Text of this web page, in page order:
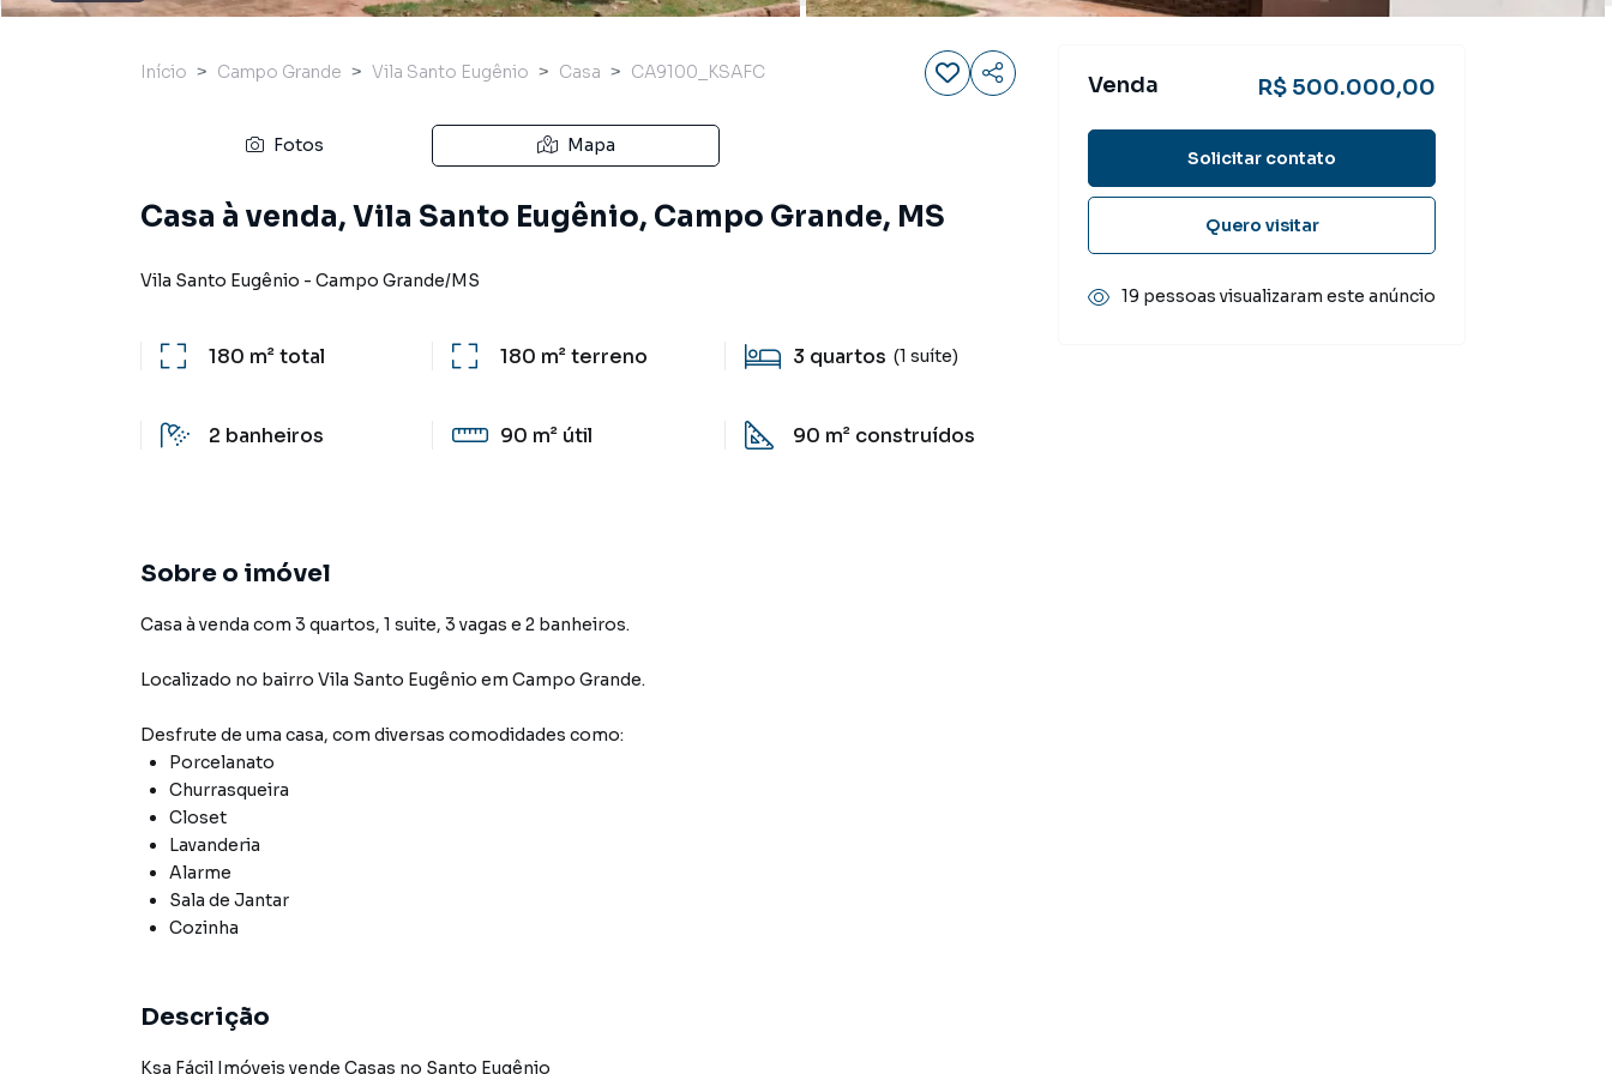
Início Campo Grande Vila Santo Eugênio Casa CA9100_KSAFC
Fotos Mapa
Casa à venda, Vila Santo Eugênio, Campo Grande, MS
Vila Santo Eugênio - Campo Grande/MS
180 m²total 180 m² terreno 3 quartos (1 suíte)
2 banheiros 90 m² útil 90 m² construídos
Sobre o imóvel
Casa à venda com 3 quartos, 1 suite, 3 vagas e 2 banheiros.
Localizado no bairro Vila Santo Eugênio em Campo Grande.
Desfrute de uma casa, com diversas comodidades como:
Porcelanato
Churrasqueira
Closet
Lavanderia
Alarme
Sala de Jantar
Cozinha
Descrição
Ksa Fácil Imóveis vende Casas no Santo Eugênio
Venda R$ 500.000,00
Solicitar contato
Quero visitar
19 pessoas visualizaram este anúncio